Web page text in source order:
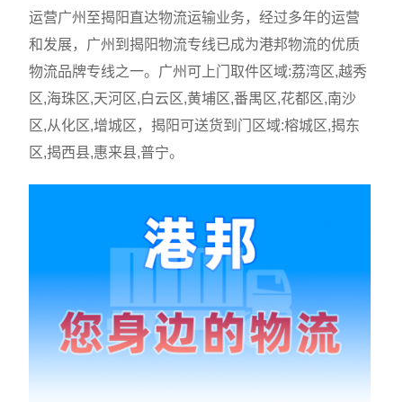
运营广州至揭阳直达物流运输业务，经过多年的运营
和发展，广州到揭阳物流专线已成为港邦物流的优质
物流品牌专线之一。广州可上门取件区域:荔湾区,越秀
区,海珠区,天河区,白云区,黄埔区,番禺区,花都区,南沙
区,从化区,增城区，揭阳可送货到门区域:榕城区,揭东
区,揭西县,惠来县,普宁。